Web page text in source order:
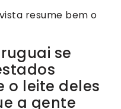
resume bem o
se
o leite deles
a gente